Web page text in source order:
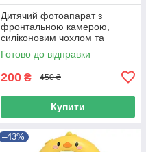
Дитячий фотоапарат з
фронтальною камерою,
силіконовим чохлом та
підтримкою карти пам'яті
X200 Astronaut Рожевий
Готово до відправки
200 ₴ 450 ₴
Купити
–43%